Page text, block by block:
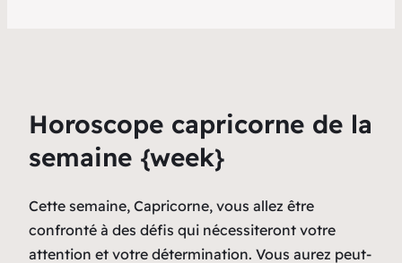
Horoscope capricorne de la
semaine {week}
Cette semaine, Capricorne, vous allez être
confronté à des défis qui nécessiteront votre
attention et votre détermination. Vous aurez peut-